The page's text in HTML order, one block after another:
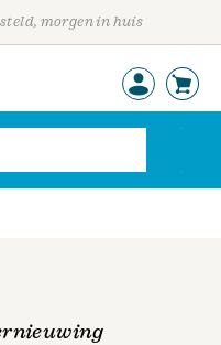
morgen in huis